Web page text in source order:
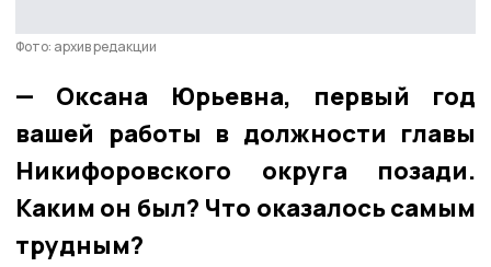
Фото: архив редакции
— Оксана Юрьевна, первый год
вашей работы в должности главы
Никифоровского округа позади.
Каким он был? Что оказалось самым
трудным?